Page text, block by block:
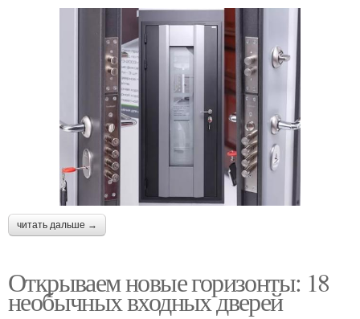
читать дальше →
Открываем новые горизонты: 18
необычных входных дверей